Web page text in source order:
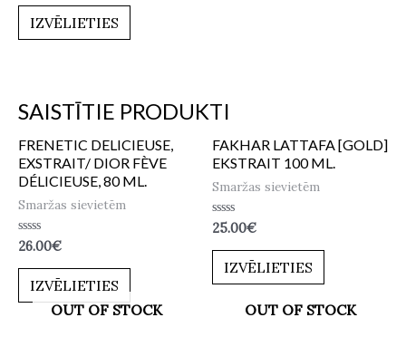
0
IZVĒLIETIES
SAISTĪTIE PRODUKTI
FRENETIC DELICIEUSE,
EXSTRAIT/ DIOR FÈVE
DÉLICIEUSE, 80 ML.
Smaržas sievietēm
Novērtēts
ar
0
26.00€
IZVĒLIETIES
FAKHAR LATTAFA [GOLD]
EKSTRAIT 100 ML.
Smaržas sievietēm
Novērtēts
ar
0
25.00€
IZVĒLIETIES
OUT OF STOCK OUT OF STOCK